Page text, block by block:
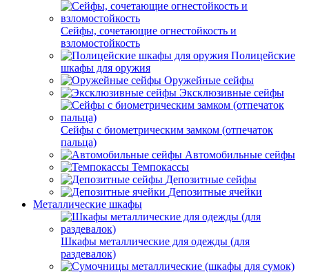
Сейфы, сочетающие огнестойкость и
взломостойкость
Полицейские
шкафы для оружия
Оружейные сейфы
Эксклюзивные сейфы
Сейфы с биометрическим замком (отпечаток
пальца)
Автомобильные сейфы
Темпокассы
Депозитные сейфы
Депозитные ячейки
Металлические шкафы
Шкафы металлические для одежды (для
раздевалок)